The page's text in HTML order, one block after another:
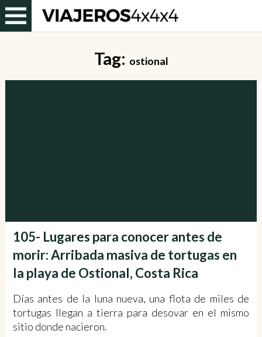
Tag: ostional
105- Lugares para conocer antes de
morir: Arribada masiva de tortugas en
la playa de Ostional, Costa Rica
Días antes de la luna nueva, una flota de miles de
tortugas llegan a tierra para desovar en el mismo
sitio donde nacieron.